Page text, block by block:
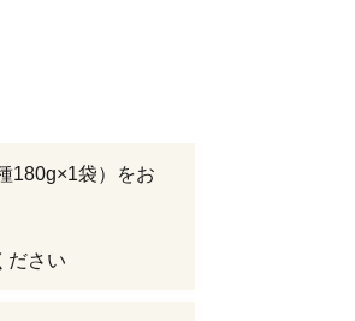
180g×1袋）をお
ださい